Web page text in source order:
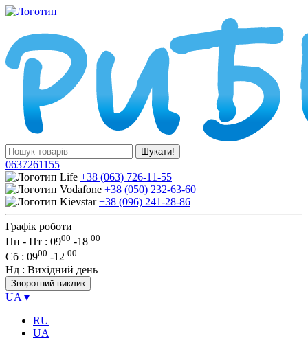
Шукати!
0637261155
+38 (063) 726-11-55
+38 (050) 232-63-60
+38 (096) 241-28-86
Графік роботи
Пн - Пт : 0900 -18 00
Сб : 0900 -12 00
Нд : Вихідний день
Зворотний виклик
UA ▾
RU
UA